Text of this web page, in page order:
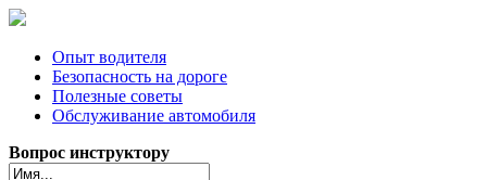
Опыт водителя
Безопасность на дороге
Полезные советы
Обслуживание автомобиля
Вопрос инструктору